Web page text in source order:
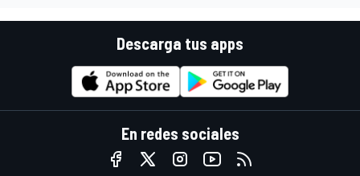
Descarga tus apps
En redes sociales